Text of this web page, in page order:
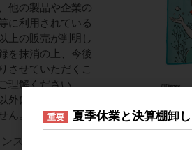
他の製品や企業の
に利用されている
上の販売が判明し
を抹消の上、今後
させていただくこ
理解ください。
外についてはこの
ん。
ンス一覧▼
重要 夏季休業と決算棚卸